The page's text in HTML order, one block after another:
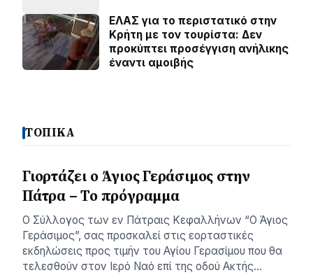
ΕΛΑΣ για το περιστατικό στην
Κρήτη με τον τουρίστα: Δεν
προκύπτει προσέγγιση ανήλικης
έναντι αμοιβής
ΤΟΠΙΚΑ
Γιορτάζει ο Άγιος Γεράσιμος στην
Πάτρα – Το πρόγραμμα
Ο Σύλλογος των εν Πάτραις Κεφαλλήνων “Ο Άγιος
Γεράσιμος”, σας προσκαλεί στις εορταστικές
εκδηλώσεις προς τιμήν του Αγίου Γερασίμου που θα
τελεσθούν στον Ιερό Ναό επί της οδού Ακτής…